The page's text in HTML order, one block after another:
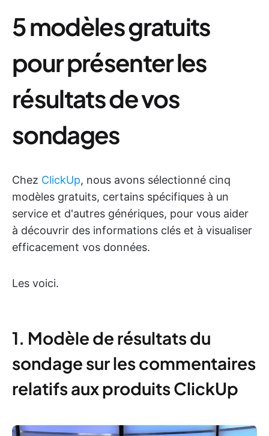
5 modèles gratuits
pour présenter les
résultats de vos
sondages
Chez ClickUp, nous avons sélectionné cinq
modèles gratuits, certains spécifiques à un
service et d'autres génériques, pour vous aider
à découvrir des informations clés et à visualiser
efficacement vos données.
Les voici.
1. Modèle de résultats du
sondage sur les commentaires
relatifs aux produits ClickUp